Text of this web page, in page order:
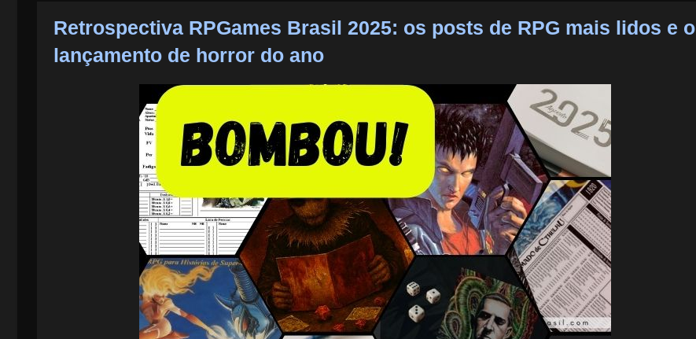
Retrospectiva RPGames Brasil 2025: os posts de RPG mais lidos e o
lançamento de horror do ano